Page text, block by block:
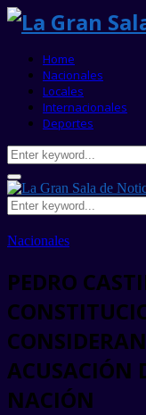
Home
Nacionales
Locales
Internacionales
Deportes
Search
for:
Primary
Menu
Search
for:
Nacionales
PEDRO
ACUSACIÓN
NACIÓN